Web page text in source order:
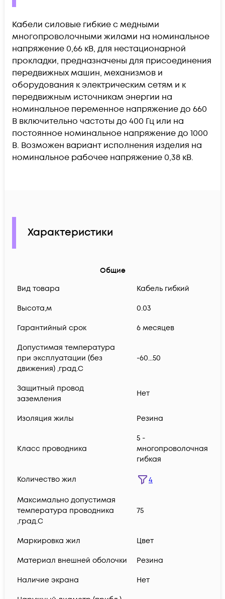
Кабели силовые гибкие с медными
многопроволочными жилами на номинальное
напряжение 0,66 кВ, для нестационарной
прокладки, предназначены для присоединения
передвижных машин, механизмов и
оборудования к электрическим сетям и к
передвижным источникам энергии на
номинальное переменное напряжение до 660
В включительно частоты до 400 Гц или на
постоянное номинальное напряжение до 1000
В. Возможен вариант исполнения изделия на
номинальное рабочее напряжение 0,38 кВ.
Характеристики
Общие
Вид товара
Кабель гибкий
Высота,м 0.03
Гарантийный срок 6 месяцев
Допустимая температура
при эксплуатации (без
движения) ,град.C
-60...50
Защитный провод
заземления
Нет
Изоляция жилы Резина
Класс проводника
5 -
многопроволочная
гибкая
Количество жил 4
Максимально допустимая
температура проводника
,град.C
75
Маркировка жил Цвет
Материал внешней оболочки Резина
Наличие экрана Нет